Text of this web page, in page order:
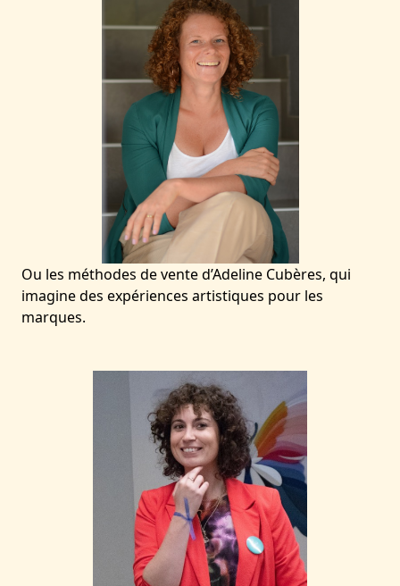
Ou les méthodes de vente d’Adeline Cubères, qui
imagine des expériences artistiques pour les
marques.